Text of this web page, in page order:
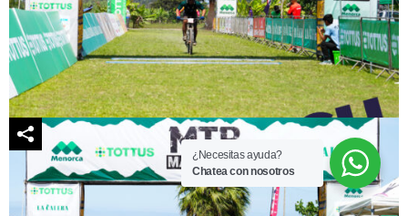
¿Necesitas ayuda?
Chatea con nosotros